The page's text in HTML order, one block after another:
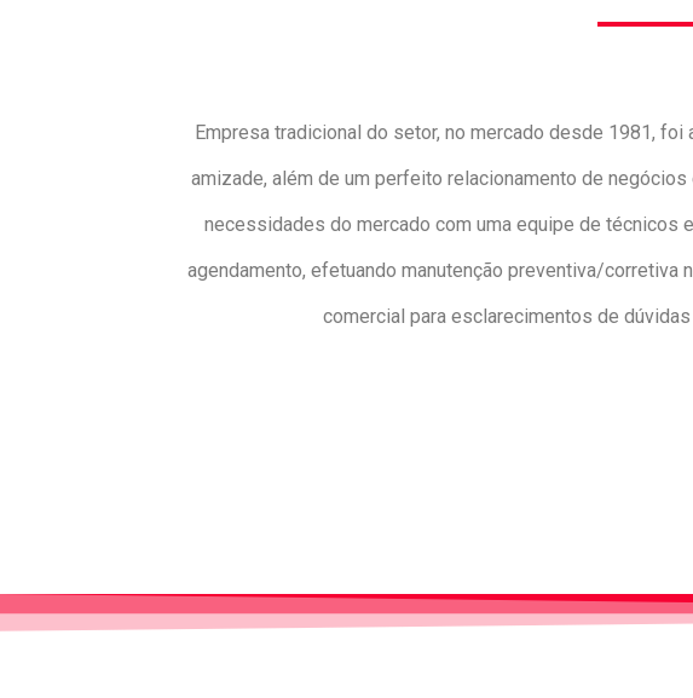
Empresa tradicional do setor, no mercado desde 1981,
amizade, além de um perfeito relacionamento de
necessidades do mercado com uma equipe de técnicos
agendamento, efetuando manutenção preventiva/
comercial para esclarecimentos de